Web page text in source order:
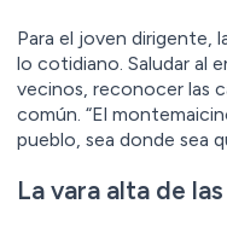
Para el joven dirigente,
lo cotidiano. Saludar al
vecinos, reconocer las
común. “El
pueblo, sea donde sea
La vara alta de